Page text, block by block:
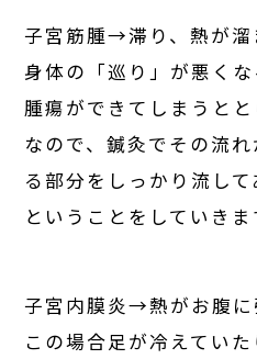
子宮筋腫→滞り、熱が溜
身体の「巡り」が悪くな
腫瘍ができてしまうとと
なので、鍼灸でその流
る部分をしっかり流して
ということをしていきま
子宮内膜炎→熱がお腹に
この場合足が冷えてい